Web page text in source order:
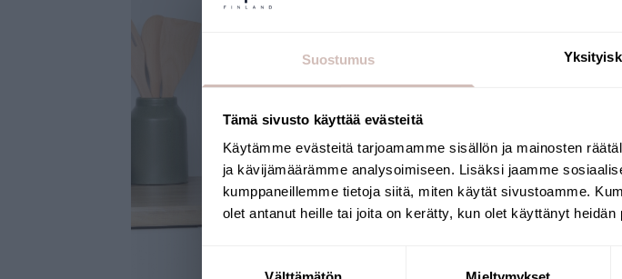
Suostumus
Tämä sivusto käyttää evästeitä
Käytämme evästeitä tarjoamamme sisällön ja mainosten
ja kävijämäärämme analysoimiseen. Lisäksi jaamme
kumppaneillemme tietoja siitä, miten käytät sivustoamme.
olet antanut heille tai joita on kerätty, kun olet käyttänyt heidän
Välj leveransland och
Leveransland